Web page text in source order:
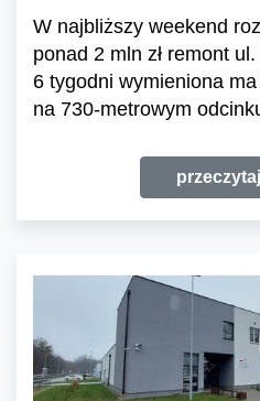
W najbliższy weekend
ponad 2 mln zł remont
6 tygodni wymieniona
na 730-metrowym